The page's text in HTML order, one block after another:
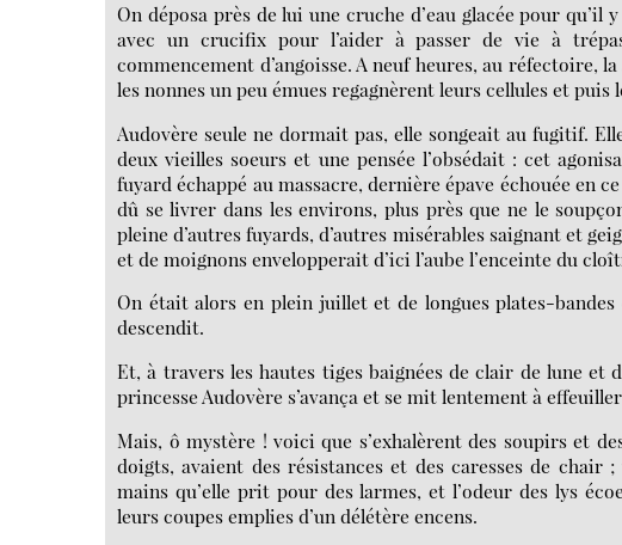
On déposa près de lui une cruche d’eau glacée pour
avec un crucifix pour l’aider à passer de vie à
commencement d’angoisse. A neuf heures, au
les nonnes un peu émues regagnèrent leurs cellules et
Audovère seule ne dormait pas, elle songeait au fugitif.
deux vieilles soeurs et une pensée l’obsédait : cet
fuyard échappé au massacre, dernière épave échouée en
dû se livrer dans les environs, plus près que ne le
pleine d’autres fuyards, d’autres misérables saignant et
et de moignons envelopperait d’ici l’aube l’enceinte du
On était alors en plein juillet et de longues plates-
descendit.
Et, à travers les hautes tiges baignées de clair de lune et
princesse Audovère s’avança et se mit lentement à
Mais, ô mystère ! voici que s’exhalèrent des soupirs et
doigts, avaient des résistances et des caresses de
mains qu’elle prit pour des larmes, et l’odeur des lys
leurs coupes emplies d’un délétère encens.